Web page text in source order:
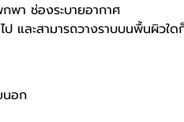
พา ช่องระบายอากาศ
และสามารถวางราบบนพื้นผิวใด
นอก